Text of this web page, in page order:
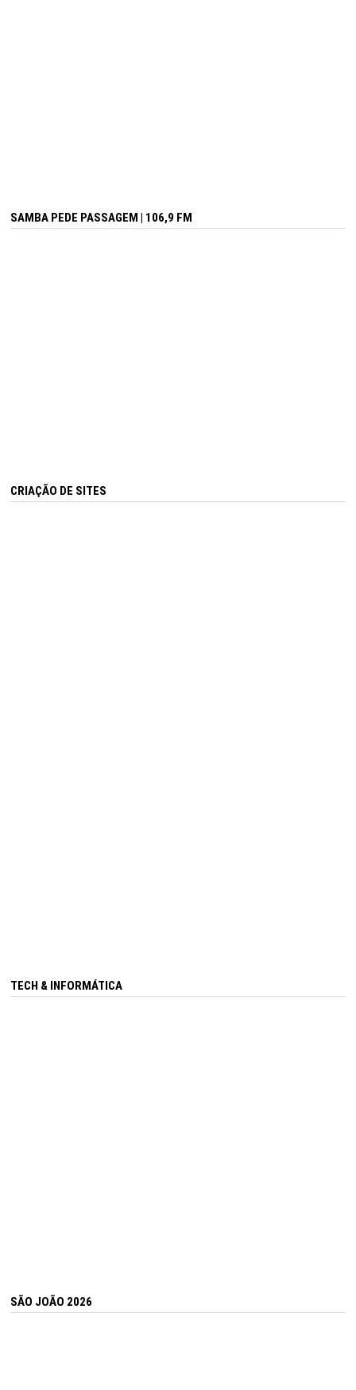
SAMBA PEDE PASSAGEM | 106,9 FM
CRIAÇÃO DE SITES
TECH & INFORMÁTICA
SÃO JOÃO 2026